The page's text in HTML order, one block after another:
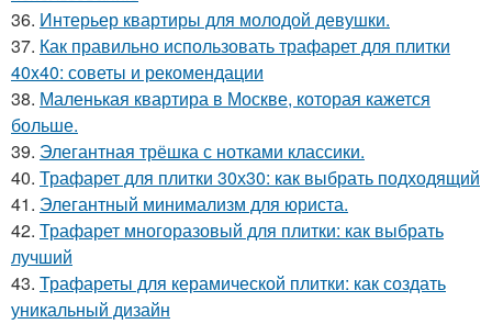
36. Интерьер квартиры для молодой девушки.
37. Как правильно использовать трафарет для плитки
40x40: советы и рекомендации
38. Маленькая квартира в Москве, которая кажется
больше.
39. Элегантная трёшка с нотками классики.
40. Трафарет для плитки 30х30: как выбрать подходящий
41. Элегантный минимализм для юриста.
42. Трафарет многоразовый для плитки: как выбрать
лучший
43. Трафареты для керамической плитки: как создать
уникальный дизайн